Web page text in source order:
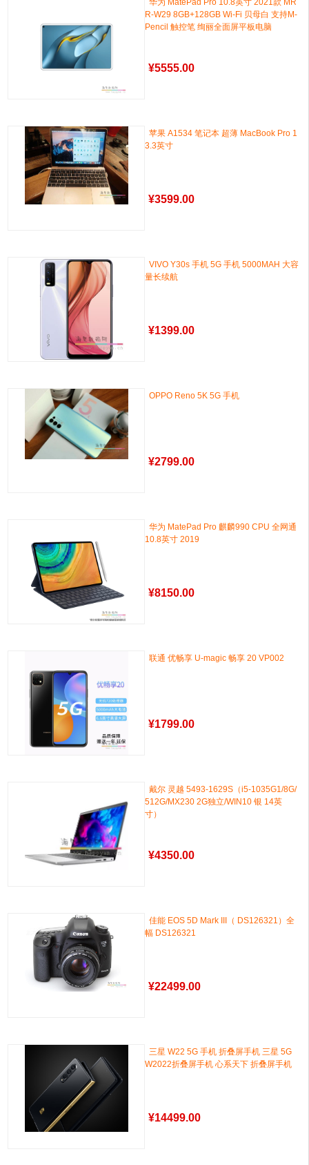
华为 MatePad Pro 10.8英寸 2021款 MR
R-W29 8GB+128GB Wi-Fi 贝母白 支持M-
Pencil 触控笔 绚丽全面屏平板电脑
¥5555.00
苹果 A1534 笔记本 超薄 MacBook Pro 1
3.3英寸
¥3599.00
VIVO Y30s 手机 5G 手机 5000MAH 大容
量长续航
¥1399.00
OPPO Reno 5K 5G 手机
¥2799.00
华为 MatePad Pro 麒麟990 CPU 全网通
10.8英寸 2019
¥8150.00
联通 优畅享 U-magic 畅享 20 VP002
¥1799.00
戴尔 灵越 5493-1629S（i5-1035G1/8G/
512G/MX230 2G独立/WIN10 银 14英
寸）
¥4350.00
佳能 EOS 5D Mark III（ DS126321）全
幅 DS126321
¥22499.00
三星 W22 5G 手机 折叠屏手机 三星 5G
W2022折叠屏手机 心系天下 折叠屏手机
¥14499.00